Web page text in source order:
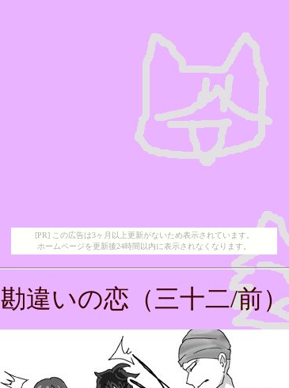
[PR] この広告は3ヶ月以上更新がないため表示されています。
ホームページを更新後24時間以内に表示されなくなります。
勘違いの恋（三十二/前）